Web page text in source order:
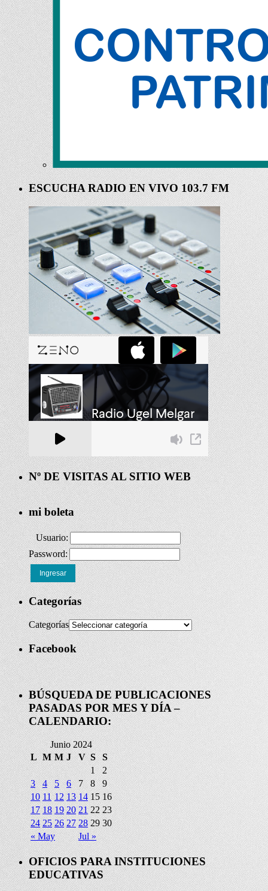
ESCUCHA RADIO EN VIVO 103.7 FM
Nº DE VISITAS AL SITIO WEB
mi boleta
Usuario:
Password:
Ingresar
Categorías
Categorías
Facebook
BÚSQUEDA DE PUBLICACIONES
PASADAS POR MES Y DÍA –
CALENDARIO:
Junio 2024
L M M J V S S
« May Jul »
1
2
3
4 5 6 7 8
9
10 11 12 13 14 15 16
17 18 19 20 21 22 23
24 25 26 27 28 29 30
OFICIOS PARA INSTITUCIONES
EDUCATIVAS